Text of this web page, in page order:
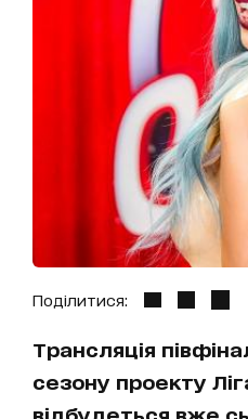
Поділитися:
Трансляція
сезону проекту
відбудеться вже